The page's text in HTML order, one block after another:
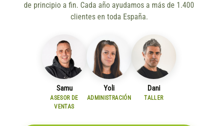
de principio a fin. Cada año ayudamos a más de 1.400
clientes en toda España.
Samu
ASESOR DE
VENTAS
Yoli
ADMINISTRACIÓN
Dani
TALLER